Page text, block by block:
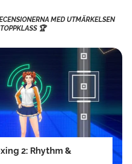
MED UTMÄRKELSEN
TOPPKLASS 🏆
2: Rhythm &